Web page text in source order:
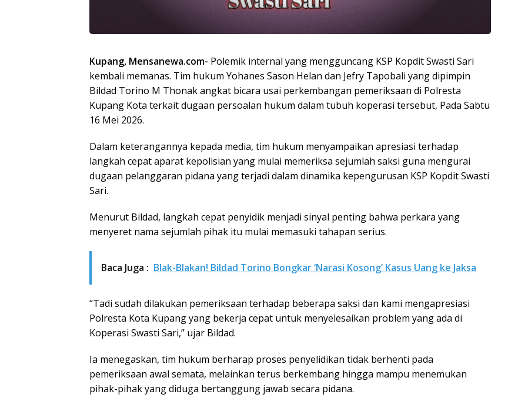
Kupang, Mensanewa.com- Polemik internal yang mengguncang KSP Kopdit Swasti Sari
kembali memanas. Tim hukum Yohanes Sason Helan dan Jefry Tapobali yang dipimpin
Bildad Torino M Thonak angkat bicara usai perkembangan pemeriksaan di Polresta
Kupang Kota terkait dugaan persoalan hukum dalam tubuh koperasi tersebut, Pada Sabtu
16 Mei 2026.
Dalam keterangannya kepada media, tim hukum menyampaikan apresiasi terhadap
langkah cepat aparat kepolisian yang mulai memeriksa sejumlah saksi guna mengurai
dugaan pelanggaran pidana yang terjadi dalam dinamika kepengurusan KSP Kopdit Swasti
Sari.
Menurut Bildad, langkah cepat penyidik menjadi sinyal penting bahwa perkara yang
menyeret nama sejumlah pihak itu mulai memasuki tahapan serius.
Baca Juga : Blak-Blakan! Bildad Torino Bongkar ‘Narasi Kosong’ Kasus Uang ke Jaksa
“Tadi sudah dilakukan pemeriksaan terhadap beberapa saksi dan kami mengapresiasi
Polresta Kota Kupang yang bekerja cepat untuk menyelesaikan problem yang ada di
Koperasi Swasti Sari,” ujar Bildad.
Ia menegaskan, tim hukum berharap proses penyelidikan tidak berhenti pada
pemeriksaan awal semata, melainkan terus berkembang hingga mampu menemukan
pihak-pihak yang diduga bertanggung jawab secara pidana.